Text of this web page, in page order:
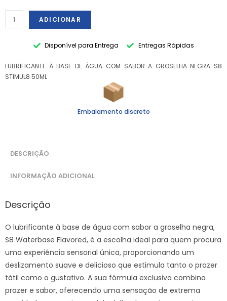
ADICIONAR
Disponível para Entrega Entregas Rápidas
LUBRIFICANTE À BASE DE ÁGUA COM SABOR A GROSELHA NEGRA S8
STIMUL8 50ML
Embalamento discreto
DESCRIÇÃO
INFORMAÇÃO ADICIONAL
Descrição
O lubrificante à base de água com sabor a groselha negra,
S8 Waterbase Flavored, é a escolha ideal para quem procura
uma experiência sensorial única, proporcionando um
deslizamento suave e delicioso que estimula tanto o prazer
tátil como o gustativo. A sua fórmula exclusiva combina
prazer e sabor, oferecendo uma sensação de extrema